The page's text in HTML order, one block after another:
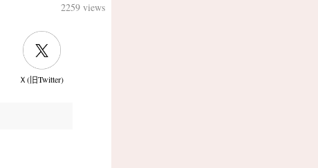
2259 views
Ｘ(旧Twitter)